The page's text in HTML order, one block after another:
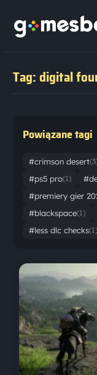
Tag: digital
Powiązane tagi
#crimson desert
#ps5 pro(1)
#premiery gier
#blackspace(1)
#less dlc checks(1)